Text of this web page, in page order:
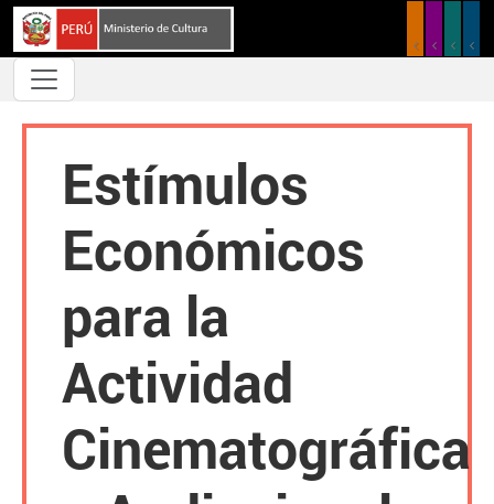
Pasar al contenido principal
Estímulos
Económicos
para la
Actividad
Cinematográfica